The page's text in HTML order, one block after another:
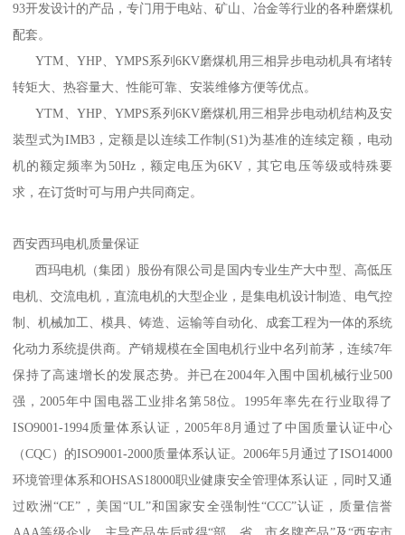
93开发设计的产品，专门用于电站、矿山、冶金等行业的各种磨煤机
配套。
YTM、YHP、YMPS系列6KV磨煤机用三相异步电动机具有堵转
转矩大、热容量大、性能可靠、安装维修方便等优点。
YTM、YHP、YMPS系列6KV磨煤机用三相异步电动机结构及安
装型式为IMB3，定额是以连续工作制(S1)为基准的连续定额，电动
机的额定频率为50Hz，额定电压为6KV，其它电压等级或特殊要
求，在订货时可与用户共同商定。
西安西玛电机质量保证
西玛电机 （集团）股份有限公司是国内专业生产大中型、高低压
电机、 交流电机 ， 直流电机的大型企业，是集电机设计制造、电气控
制、机械加工、模具、铸造、运输等自动化、成套工程为一体的系统
化动力系统提供商。产销规模在全国电机行业中名列前茅，连续7年
保持了高速增长的发展态势。并已在2004年入围中国机械行业500
强，2005年中国电器工业排名第58位。1995年率先在行业取得了
ISO9001-1994质量体系认证，2005年8月通过了中国质量认证中心
（CQC）的ISO9001-2000质量体系认证。2006年5月通过了ISO14000
环境管理体系和OHSAS18000职业健康安全管理体系认证，同时又通
过欧洲“CE”，美国“UL”和国家安全强制性“CCC”认证，质量信誉